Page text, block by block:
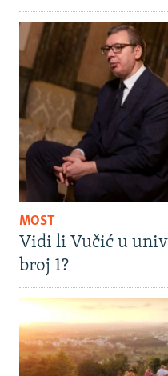
MOST
Vidi li Vučić u
broj 1?